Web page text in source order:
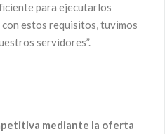
para ejecutarlos
estos requisitos, tuvimos
servidores”.
mediante la oferta